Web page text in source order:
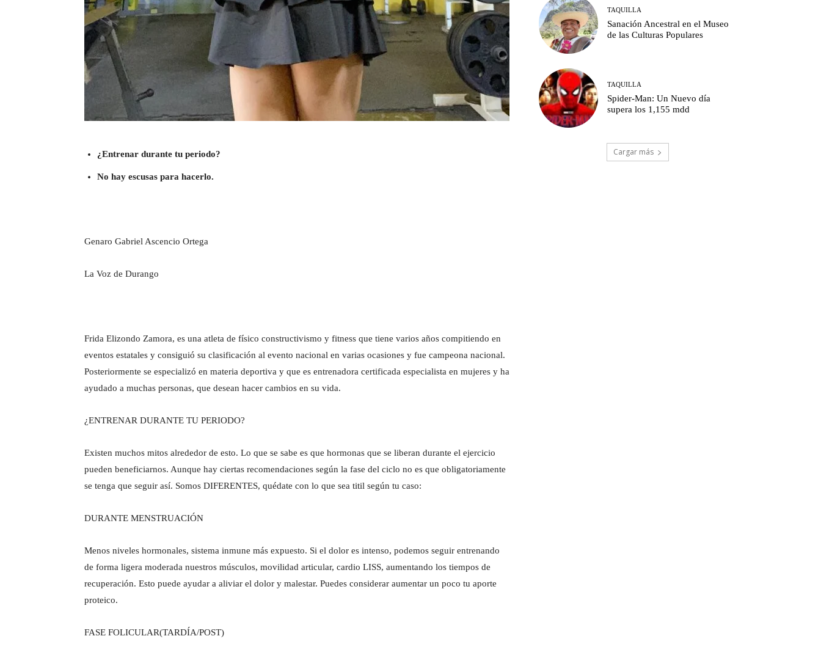
¿Entrenar durante tu periodo?
No hay escusas para hacerlo.
Genaro Gabriel Ascencio Ortega
La Voz de Durango
Frida Elizondo Zamora, es una atleta de físico constructivismo y fitness que tiene varios años compitiendo en
eventos estatales y consiguió su clasificación al evento nacional en varias ocasiones y fue campeona nacional.
Posteriormente se especializó en materia deportiva y que es entrenadora certificada especialista en mujeres y ha
ayudado a muchas personas, que desean hacer cambios en su vida.
¿ENTRENAR DURANTE TU PERIODO?
Existen muchos mitos alrededor de esto. Lo que se sabe es que hormonas que se liberan durante el ejercicio
pueden beneficiarnos. Aunque hay ciertas recomendaciones según la fase del ciclo no es que obligatoriamente
se tenga que seguir así. Somos DIFERENTES, quédate con lo que sea titil según tu caso:
DURANTE MENSTRUACIÓN
Menos niveles hormonales, sistema inmune más expuesto. Si el dolor es intenso, podemos seguir entrenando
de forma ligera moderada nuestros músculos, movilidad articular, cardio LISS, aumentando los tiempos de
recuperación. Esto puede ayudar a aliviar el dolor y malestar. Puedes considerar aumentar un poco tu aporte
proteico.
FASE FOLICULAR(TARDÍA/POST)
TAQUILLA
Sanación Ancestral en el Museo
de las Culturas Populares
TAQUILLA
Spider-Man: Un Nuevo día
supera los 1,155 mdd
Cargar más